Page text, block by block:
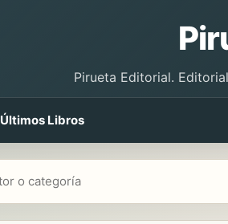
Pirueta Editorial.
Últimos Libros